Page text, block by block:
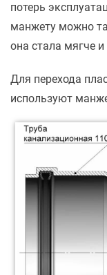
потерь
манжету можно
она стала мягче
Для перехода
используют